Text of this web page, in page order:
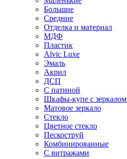
Большие
Средние
Отделка и материал
МДФ
Пластик
Alvic Luxe
Эмаль
Акрил
ДСП
С патиной
Шкафы-купе с зеркалом
Матовое зеркало
Стекло
Цветное стекло
Пескоструй
Комбинированные
С витражами